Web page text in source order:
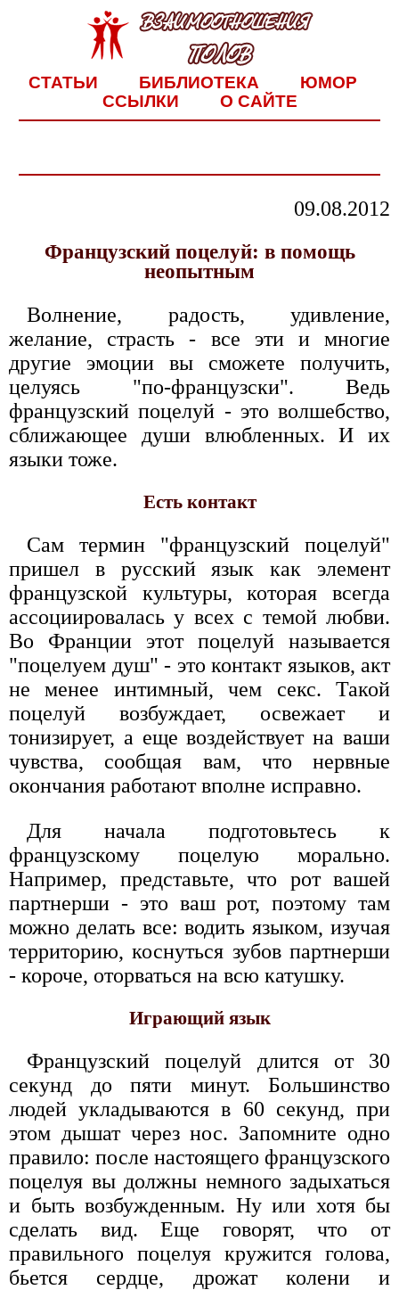
СТАТЬИ БИБЛИОТЕКА
ЮМОР
ССЫЛКИ
О САЙТЕ
09.08.2012
Французский поцелуй: в помощь
неопытным
Волнение, радость, удивление,
желание, страсть - все эти и многие
другие эмоции вы сможете получить,
целуясь "по-французски". Ведь
французский поцелуй - это волшебство,
сближающее души влюбленных. И их
языки тоже.
Есть контакт
Сам термин "французский поцелуй"
пришел в русский язык как элемент
французской культуры, которая всегда
ассоциировалась у всех с темой любви.
Во Франции этот поцелуй называется
"поцелуем душ" - это контакт языков, акт
не менее интимный, чем секс. Такой
поцелуй возбуждает, освежает и
тонизирует, а еще воздействует на ваши
чувства, сообщая вам, что нервные
окончания работают вполне исправно.
Для начала подготовьтесь к
французскому поцелую морально.
Например, представьте, что рот вашей
партнерши - это ваш рот, поэтому там
можно делать все: водить языком, изучая
территорию, коснуться зубов партнерши
- короче, оторваться на всю катушку.
Играющий язык
Французский поцелуй длится от 30
секунд до пяти минут. Большинство
людей укладываются в 60 секунд, при
этом дышат через нос. Запомните одно
правило: после настоящего французского
поцелуя вы должны немного задыхаться
и быть возбужденным. Ну или хотя бы
сделать вид. Еще говорят, что от
правильного поцелуя кружится голова,
бьется сердце, дрожат колени и